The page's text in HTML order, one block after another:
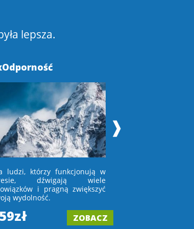
lepsza.
ludzi, którzy funkcjonują w
dźwigają wiele
i pragną zwiększyć
wydolność.
ZOBACZ
❱